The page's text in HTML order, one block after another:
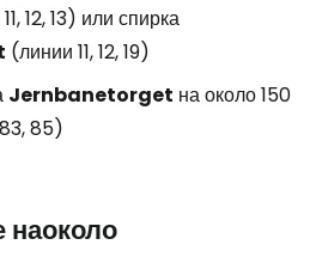
12, 13) или спирка
(линии 11, 12, 19)
Jernbanetorget на около 150
85)
наоколо